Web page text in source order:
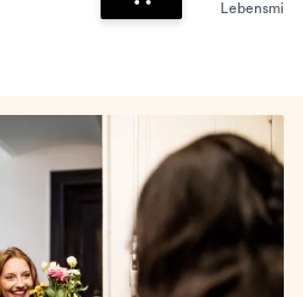
Zum Warenkorb